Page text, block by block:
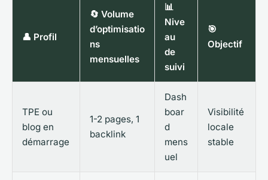
👤 Profil
🔄 Volume
d’optimisatio
ns
mensuelles
📊
Nive
au
de
suivi
🎯
Objectif
TPE ou
blog en
démarrage
1-2 pages, 1
backlink
Dash
boar
d
mens
uel
Visibilité
locale
stable